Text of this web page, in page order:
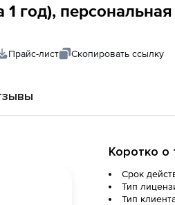
год),
Прайс-лист Скопировать ссылку
Коротко о
Срок
Тип
Тип